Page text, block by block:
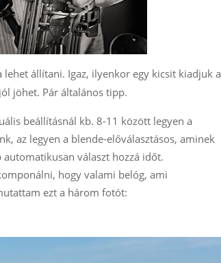
állítani. Igaz, ilyenkor egy kicsit kiadjuk a
jöhet. Pár általános tipp.
beállításnál kb. 8-11 között legyen a
az legyen a blende-előválasztásos, aminek
választ hozzá időt.
hogy valami belóg, ami
ezt a három fotót: